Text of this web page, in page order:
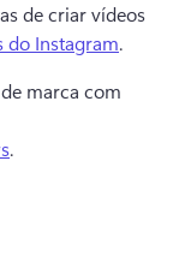
de criar vídeos
do Instagram.
marca com
.